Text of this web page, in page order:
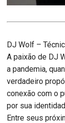
DJ Wolf –
A paixão de DJ
a pandemia,
verdadeiro
conexão com o
por sua
Entre seus